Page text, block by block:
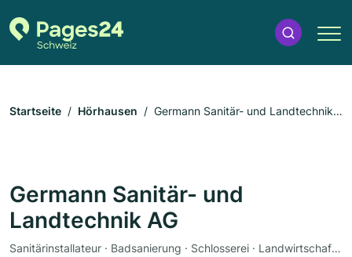
Startseite Hörhausen
Germann Sanitär- und Landtechnik
Germann Sanitär- und
Landtechnik AG
Sanitärinstallateur · Badsanierung · Schlosserei · Landwirtschaft · Maschinenbau